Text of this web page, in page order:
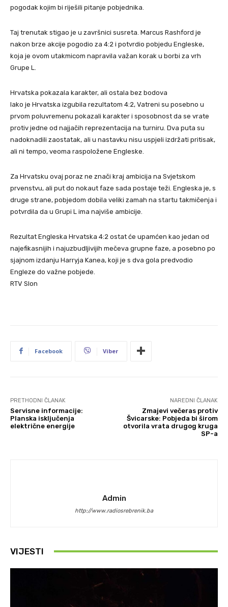
pogodak kojim bi riješili pitanje pobjednika.
Taj trenutak stigao je u završnici susreta. Marcus Rashford je
nakon brze akcije pogodio za 4:2 i potvrdio pobjedu Engleske,
koja je ovom utakmicom napravila važan korak u borbi za vrh
Grupe L.
Hrvatska pokazala karakter, ali ostala bez bodova
Iako je Hrvatska izgubila rezultatom 4:2, Vatreni su posebno u
prvom poluvremenu pokazali karakter i sposobnost da se vrate
protiv jedne od najjačih reprezentacija na turniru. Dva puta su
nadoknadili zaostatak, ali u nastavku nisu uspjeli izdržati pritisak,
ali ni tempo, veoma raspoložene Engleske.
Za Hrvatsku ovaj poraz ne znači kraj ambicija na Svjetskom
prvenstvu, ali put do nokaut faze sada postaje teži. Engleska je, s
druge strane, pobjedom dobila veliki zamah na startu takmičenja i
potvrdila da u Grupi L ima najviše ambicije.
Rezultat Engleska Hrvatska 4:2 ostat će upamćen kao jedan od
najefikasnijih i najuzbudljivijih mečeva grupne faze, a posebno po
sjajnom izdanju Harryja Kanea, koji je s dva gola predvodio
Engleze do važne pobjede.
RTV Slon
Facebook Viber
PRETHODNI ČLANAK
Servisne informacije:
Planska isključenja
električne energije
NAREDNI ČLANAK
Zmajevi večeras protiv
Švicarske: Pobjeda bi širom
otvorila vrata drugog kruga
SP-a
Admin
http://www.radiosrebrenik.ba
VIJESTI